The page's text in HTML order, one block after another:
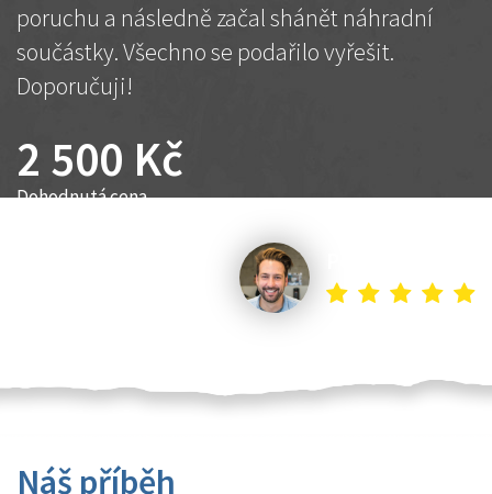
poruchu a následně začal shánět náhradní
součástky. Všechno se podařilo vyřešit.
Doporučuji!
2 500 Kč
Dohodnutá cena
Náš příběh